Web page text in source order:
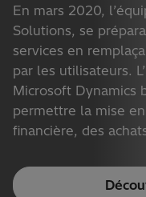
En mars 2020,
Solutions, se
services en
par les utilisateurs.
Microsoft Dynamics
permettre la mise
financière, des